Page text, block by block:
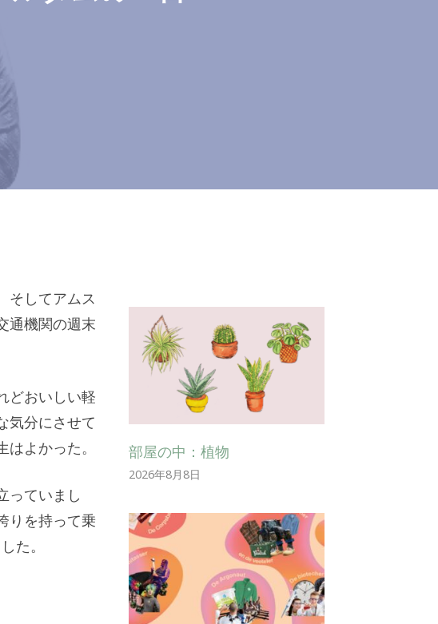
そしてアムス
通機関の週末
どおいしい軽
気分にさせて
よかった。
っていまし
りを持って乗
た。
部屋の中：植物
2026年8月8日